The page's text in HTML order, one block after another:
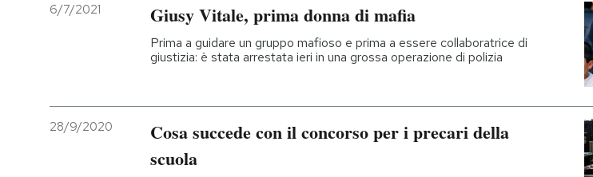
6/7/2021 Giusy Vitale, prima donna di mafia
Prima a guidare un gruppo mafioso e prima a essere collaboratrice di
giustizia: è stata arrestata ieri in una grossa operazione di polizia
28/9/2020
Cosa succede con il concorso per i precari della
scuola